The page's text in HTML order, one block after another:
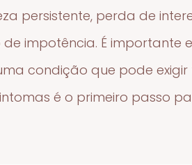
persistente, perda de
impotência. É importante
condição que pode
é o primeiro passo